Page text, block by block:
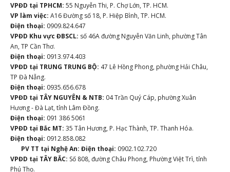
VPĐD tại TPHCM: 55 Nguyễn Thi, P. Chợ Lớn, TP. HCM.
VP làm việc: A16 Đường số 18, P. Hiệp Bình, TP. HCM.
Điện thoại: 0909.824.647
VPĐD Khu vực ĐBSCL: số 46A đường Nguyễn Văn Linh, phường Tân
An, TP Cần Thơ.
Điện thoại: 0913.974.403
VPĐD tại TRUNG TRUNG BỘ: 47 Lê Hồng Phong, phường Hải Châu,
TP Đà Nẵng.
Điện thoại: 0935.656.678
VPĐD tại TÂY NGUYÊN & NTB: 04 Trần Quý Cáp, phường Xuân
Hương - Đà Lạt, tỉnh Lâm Đồng.
Điện thoại: 091 386 5061
VPĐD tại Bắc MT: 35 Tân Hương, P. Hạc Thành, TP. Thanh Hóa.
Điện thoại: 0912.858.082
PV TT tại Nghệ An: Điện thoại: 0902.102.720
VPĐD tại TÂY BẮC: Số 808, đường Châu Phong, Phường Việt Trì, tỉnh
Phú Thọ.